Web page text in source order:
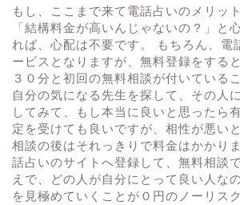
もし、ここまで来て電話占いのメリッ
「結構料金が高いんじゃないの？」と
れば、心配は不要です。 もちろん、電
ービスとなりますが、無料登録をする
３０分と初回の無料相談が付いている
自分の気になる先生を探して、その人
してみて、もし本当に良いと思ったら
定を受けても良いですが、相性が悪い
相談の後はそれっきりで料金はかかり
話占いのサイトへ登録して、無料相談
えで、どの人が自分にとって良い人な
を見極めていくことが０円のノーリス